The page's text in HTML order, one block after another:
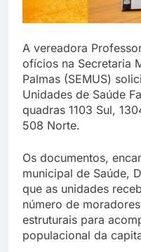
A vereadora
ofícios na Secretaria
Palmas (SEMUS)
Unidades de Saúde
quadras 1103 Sul,
508 Norte.
Os documentos,
municipal de Saúde,
que as unidades
número de
estruturais para
populacional da